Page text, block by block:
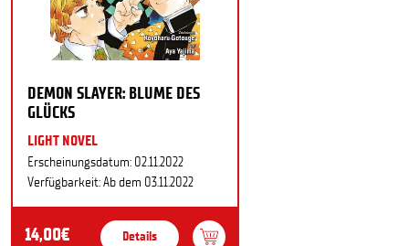
DEMON SLAYER: BLUME DES
GLÜCKS
LIGHT NOVEL
Erscheinungsdatum: 02.11.2022
Verfügbarkeit: Ab dem 03.11.2022
14,00€ Details